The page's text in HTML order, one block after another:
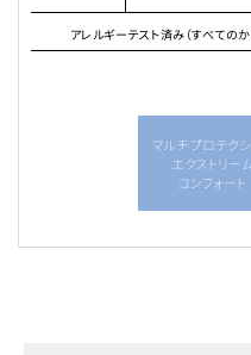
アレルギーテスト済み（すべての
マルチ プロテク
エクストリー
コンフォート